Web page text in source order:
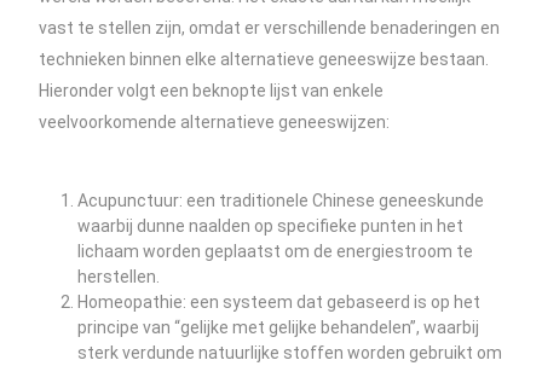
vast te stellen zijn, omdat er verschillende benaderingen en
technieken binnen elke alternatieve geneeswijze bestaan.
Hieronder volgt een beknopte lijst van enkele
veelvoorkomende alternatieve geneeswijzen:
Acupunctuur: een traditionele Chinese geneeskunde
waarbij dunne naalden op specifieke punten in het
lichaam worden geplaatst om de energiestroom te
herstellen.
Homeopathie: een systeem dat gebaseerd is op het
principe van “gelijke met gelijke behandelen”, waarbij
sterk verdunde natuurlijke stoffen worden gebruikt om